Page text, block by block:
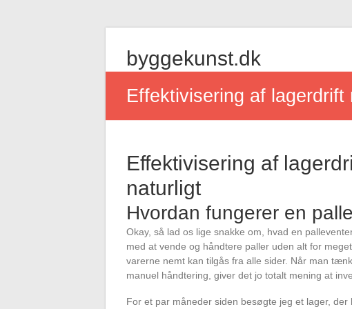
contentbyggekunst.dk
Effektivisering af
Effektivisering af
naturligt
Hvordan fungerer en
Okay, så lad os lige snakke om, hvad en
med at vende og håndtere paller uden alt for
varerne nemt kan tilgås fra alle sider. Når man
manuel håndtering, giver det jo totalt mening at
For et par måneder siden besøgte jeg et lager,